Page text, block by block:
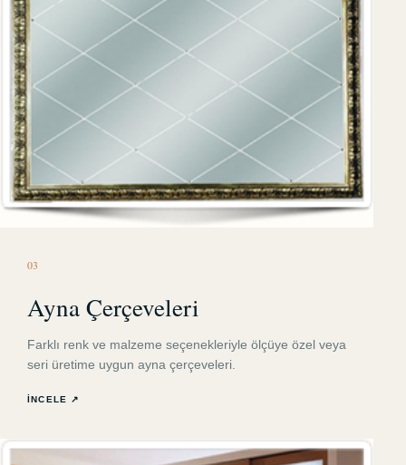
03
Ayna Çerçeveleri
Farklı renk ve malzeme seçenekleriyle ölçüye özel veya
seri üretime uygun ayna çerçeveleri.
İNCELE ↗